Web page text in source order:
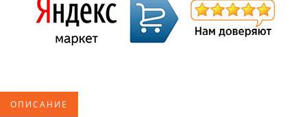
ОПИСАНИЕ